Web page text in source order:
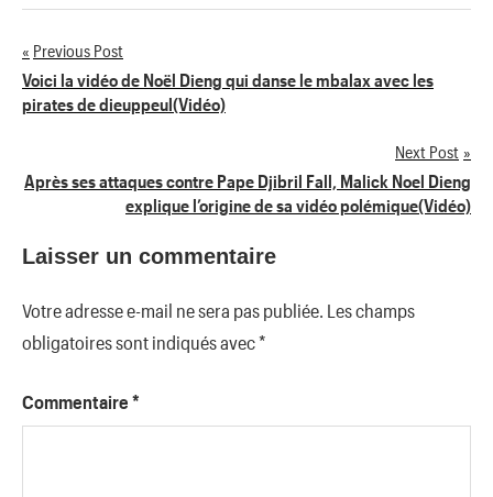
Navigation
de
Previous Post
Voici la vidéo de Noël Dieng qui danse le mbalax avec les
pirates de dieuppeul(Vidéo)
Next Post
Après ses attaques contre Pape Djibril Fall, Malick Noel Dieng
explique l’origine de sa vidéo polémique(Vidéo)
Laisser un commentaire
Votre adresse e-mail ne sera pas publiée. Les champs
obligatoires sont indiqués avec*
Commentaire *